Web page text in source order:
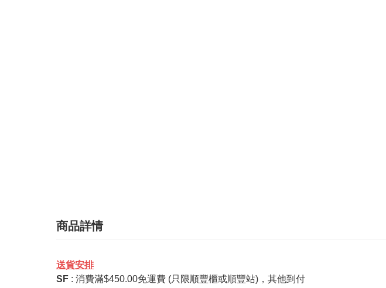
商品詳情
送貨安排
SF : 消費滿$450.00免運費 (只限順豐櫃或順豐站)，其他到付